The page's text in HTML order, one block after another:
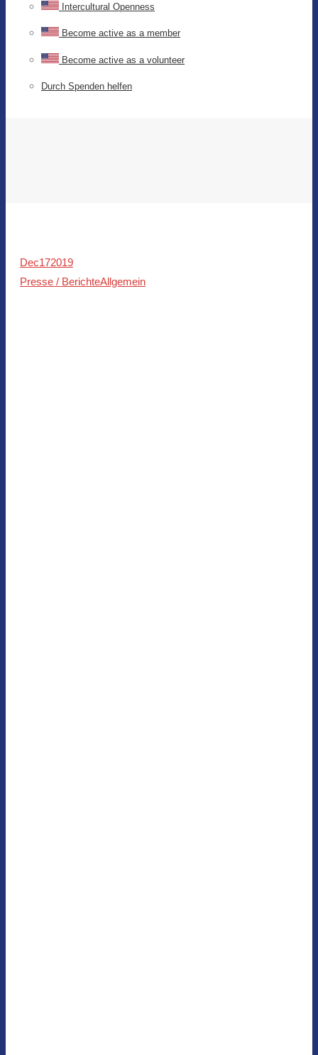
Intercultural Openness
Become active as a member
Become active as a volunteer
Durch Spenden helfen
Dec172019
Presse / BerichteAllgemein